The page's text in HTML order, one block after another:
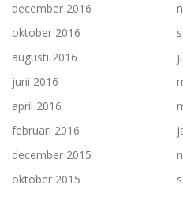
december 2016
oktober 2016
augusti 2016
juni 2016
april 2016
februari 2016
december 2015
oktober 2015